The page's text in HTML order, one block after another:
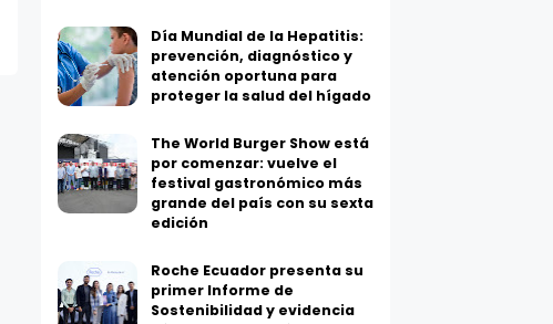
Día Mundial de la Hepatitis:
prevención, diagnóstico y
atención oportuna para
proteger la salud del hígado
The World Burger Show está
por comenzar: vuelve el
festival gastronómico más
grande del país con su sexta
edición
Roche Ecuador presenta su
primer Informe de
Sostenibilidad y evidencia